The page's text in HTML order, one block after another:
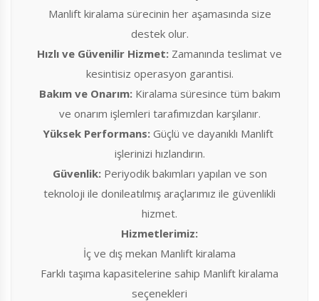
Manlift kiralama sürecinin her aşamasında size
destek olur.
Hızlı ve Güvenilir Hizmet: Zamanında teslimat ve
kesintisiz operasyon garantisi.
Bakım ve Onarım:Kiralama süresince tüm bakım
ve onarım işlemleri tarafımızdan karşılanır.
Yüksek Performans: Güçlü ve dayanıklı Manlift
işlerinizi hızlandırın.
Güvenlik:Periyodik bakımları yapılan ve son
teknoloji ile donileatılmış araçlarımız ile güvenlikli
hizmet.
Hizmetlerimiz:
İç ve dış mekan Manlift kiralama
Farklı taşıma kapasitelerine sahip Manlift kiralama
seçenekleri